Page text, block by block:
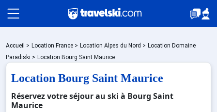
Packages
🚆Train de nuit
Accueil > Location France > Location Alpes du Nord > Location Domaine
Paradiski > Location Bourg Saint Maurice
Location Bourg Saint Maurice
Réservez votre séjour au ski à Bourg Saint
Maurice